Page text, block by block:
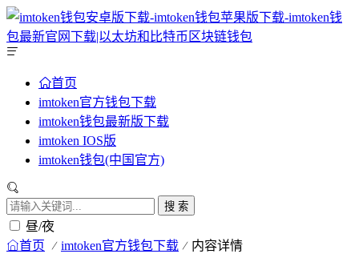
首页
imtoken官方钱包下载
imtoken钱包最新版下载
imtoken IOS版
imtoken钱包(中国官方)
搜 索
昼/夜
首页 imtoken官方钱包下载 内容详情